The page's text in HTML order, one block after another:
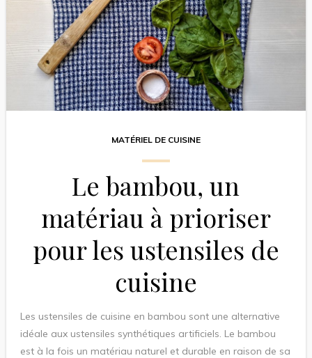
MATÉRIEL DE CUISINE
Le bambou, un
matériau à prioriser
pour les ustensiles de
cuisine
Les ustensiles de cuisine en bambou sont une alternative
idéale aux ustensiles synthétiques artificiels. Le bambou
est à la fois un matériau naturel et durable en raison de sa